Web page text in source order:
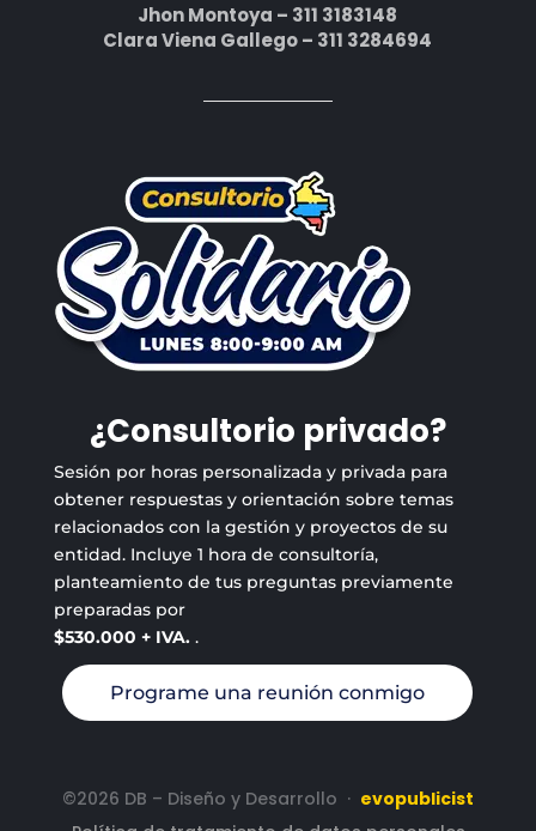
Jhon Montoya – 311 3183148
Clara Viena Gallego – 311 3284694
¿Consultorio privado?
Sesión por horas personalizada y privada para
obtener respuestas y orientación sobre temas
relacionados con la gestión y proyectos de su
entidad. Incluye 1 hora de consultoría,
planteamiento de tus preguntas previamente
preparadas por
$530.000 + IVA. .
Programe una reunión conmigo
©2026 DB – Diseño y Desarrollo · evopublicist